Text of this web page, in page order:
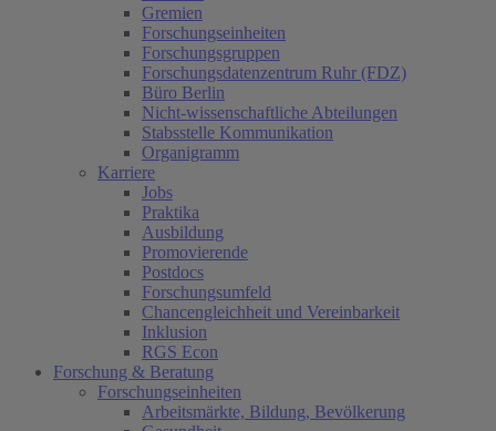
Gremien
Forschungseinheiten
Forschungsgruppen
Forschungsdatenzentrum Ruhr (FDZ)
Büro Berlin
Nicht-wissenschaftliche Abteilungen
Stabsstelle Kommunikation
Organigramm
Karriere
Jobs
Praktika
Ausbildung
Promovierende
Postdocs
Forschungsumfeld
Chancengleichheit und Vereinbarkeit
Inklusion
RGS Econ
Forschung & Beratung
Forschungseinheiten
Arbeitsmärkte, Bildung, Bevölkerung